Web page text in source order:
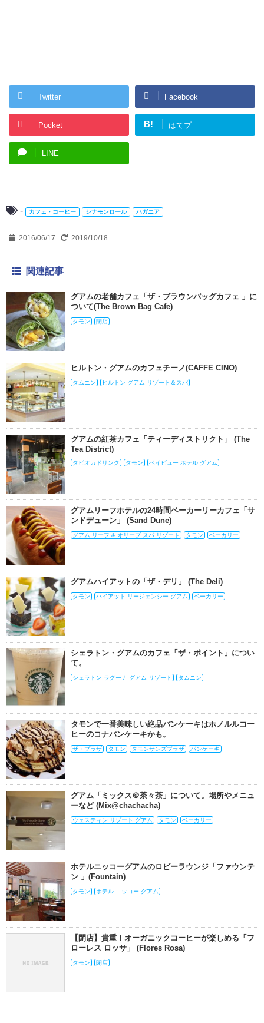
Twitter Facebook
Pocket B! はてブ
LINE
- カフェ・コーヒー シナモンロール ハガニア
2016/06/17 2019/10/18
関連記事
グアムの老舗カフェ「ザ・ブラウンバッグカフェ 」に
ついて(The Brown Bag Cafe)
タモン 閉店
ヒルトン・グアムのカフェチーノ(CAFFE CINO)
タムニン ヒルトン グアム リゾート＆スパ
グアムの紅茶カフェ「ティーディストリクト」 (The
Tea District)
タピオカドリンク タモン ベイビュー ホテル グアム
グアムリーフホテルの24時間ベーカーリーカフェ「サ
ンドデューン」 (Sand Dune)
グアム リーフ & オリーブ スパ リゾート タモン ベーカリー
グアムハイアットの「ザ・デリ」 (The Deli)
タモン ハイアット リージェンシー グアム ベーカリー
シェラトン・グアムのカフェ「ザ・ポイント」につい
て。
シェラトン ラグーナ グアム リゾート タムニン
タモンで一番美味しい絶品パンケーキはホノルルコー
ヒーのコナパンケーキかも。
ザ・プラザ タモン タモンサンズプラザ パンケーキ
グアム「ミックス＠茶々茶」について。場所やメニュ
ーなど (Mix@chachacha)
ウェスティン リゾート グアム タモン ベーカリー
ホテルニッコーグアムのロビーラウンジ「ファウンテ
ン 」(Fountain)
タモン ホテル ニッコー グアム
【閉店】貴重！オーガニックコーヒーが楽しめる「フ
ローレス ロッサ」 (Flores Rosa)
タモン 閉店